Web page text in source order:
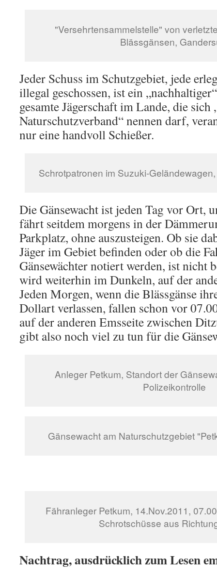
"Versehrtensammelstelle" von
Blässgänsen,
Jeder Schuss im Schutzgebiet, jede
illegal geschossen, ist ein
gesamte Jägerschaft im Lande, die sich
Naturschutzverband“ nennen darf,
nur eine handvoll Schießer.
Schrotpatronen im Suzuki-
Die Gänsewacht ist jeden Tag vor Ort,
fährt seitdem morgens in der
Parkplatz, ohne auszusteigen. Ob sie
Jäger im Gebiet befinden oder ob die
Gänsewächter notiert werden, ist nicht
wird weiterhin im Dunkeln, auf der
Jeden Morgen, wenn die Blässgänse
Dollart verlassen, fallen schon vor
auf der anderen Emsseite zwischen
gibt also noch viel zu tun für die
Anleger Petkum, Standort der
Polizeikontrolle
Gänsewacht am Naturschutzgebiet
Fähranleger Petkum, 14.Nov.2011,
Schrotschüsse aus
Nachtrag, ausdrücklich zum Lesen